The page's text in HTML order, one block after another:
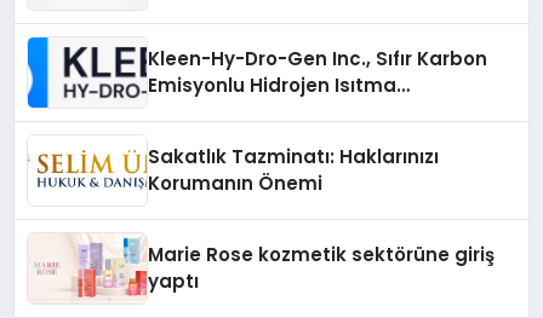
Kleen-Hy-Dro-Gen Inc., Sıfır Karbon
Emisyonlu Hidrojen Isıtma
Sakatlık Tazminatı: Haklarınızı
Korumanın Önemi
Marie Rose kozmetik sektörüne giriş
yaptı